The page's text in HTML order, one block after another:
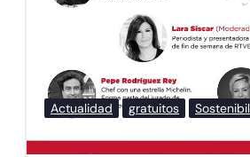
Actualidad gratuitos